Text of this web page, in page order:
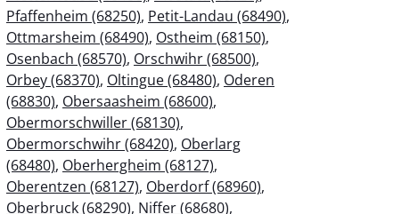
Pfaffenheim (68250), Petit-Landau (68490),
Ottmarsheim (68490), Ostheim (68150),
Osenbach (68570), Orschwihr (68500),
Orbey (68370), Oltingue (68480), Oderen
(68830), Obersaasheim (68600),
Obermorschwiller (68130),
Obermorschwihr (68420), Oberlarg
(68480), Oberhergheim (68127),
Oberentzen (68127), Oberdorf (68960),
Oberbruck (68290), Niffer (68680),